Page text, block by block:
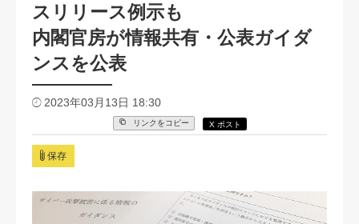
スリリース例示も
内閣官房が情報共有・公表ガイダ
ンスを公表
2023年03月13日 18:30
リンクをコピー X ポスト
保存